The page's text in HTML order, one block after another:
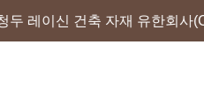
두 레이신 건축 자재 유한회사
자재 유한회사(Chengdu
셰일 벽돌의 생산 및 판매에